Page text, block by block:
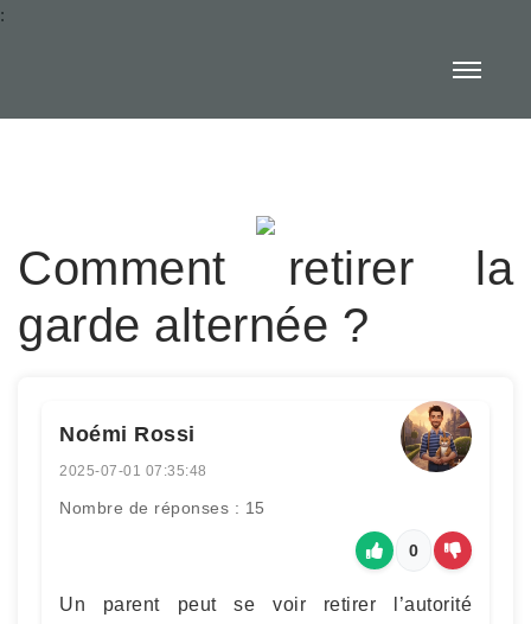
:
Comment retirer la
garde alternée ?
Noémi Rossi
2025-07-01 07:35:48
Nombre de réponses : 15
0
Un parent peut se voir retirer l’autorité